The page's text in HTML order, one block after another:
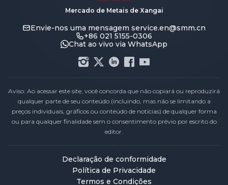
Mercado de Metais de Xangai
Envie-nos uma mensagem service.en@smm.cn
+86 021 5155-0306
Chat ao vivo via WhatsApp
Aviso: Ao acessar este site, você concorda que não copiará ou reproduzirá
qualquer parte de seu conteúdo (incluindo, mas não se limitando a
preços individuais, gráficos ou conteúdo de notícias) de qualquer forma
ou para qualquer finalidade sem o consentimento prévio por escrito do
editor.
Declaração de conformidade
Política de Privacidade
Termos e Condições